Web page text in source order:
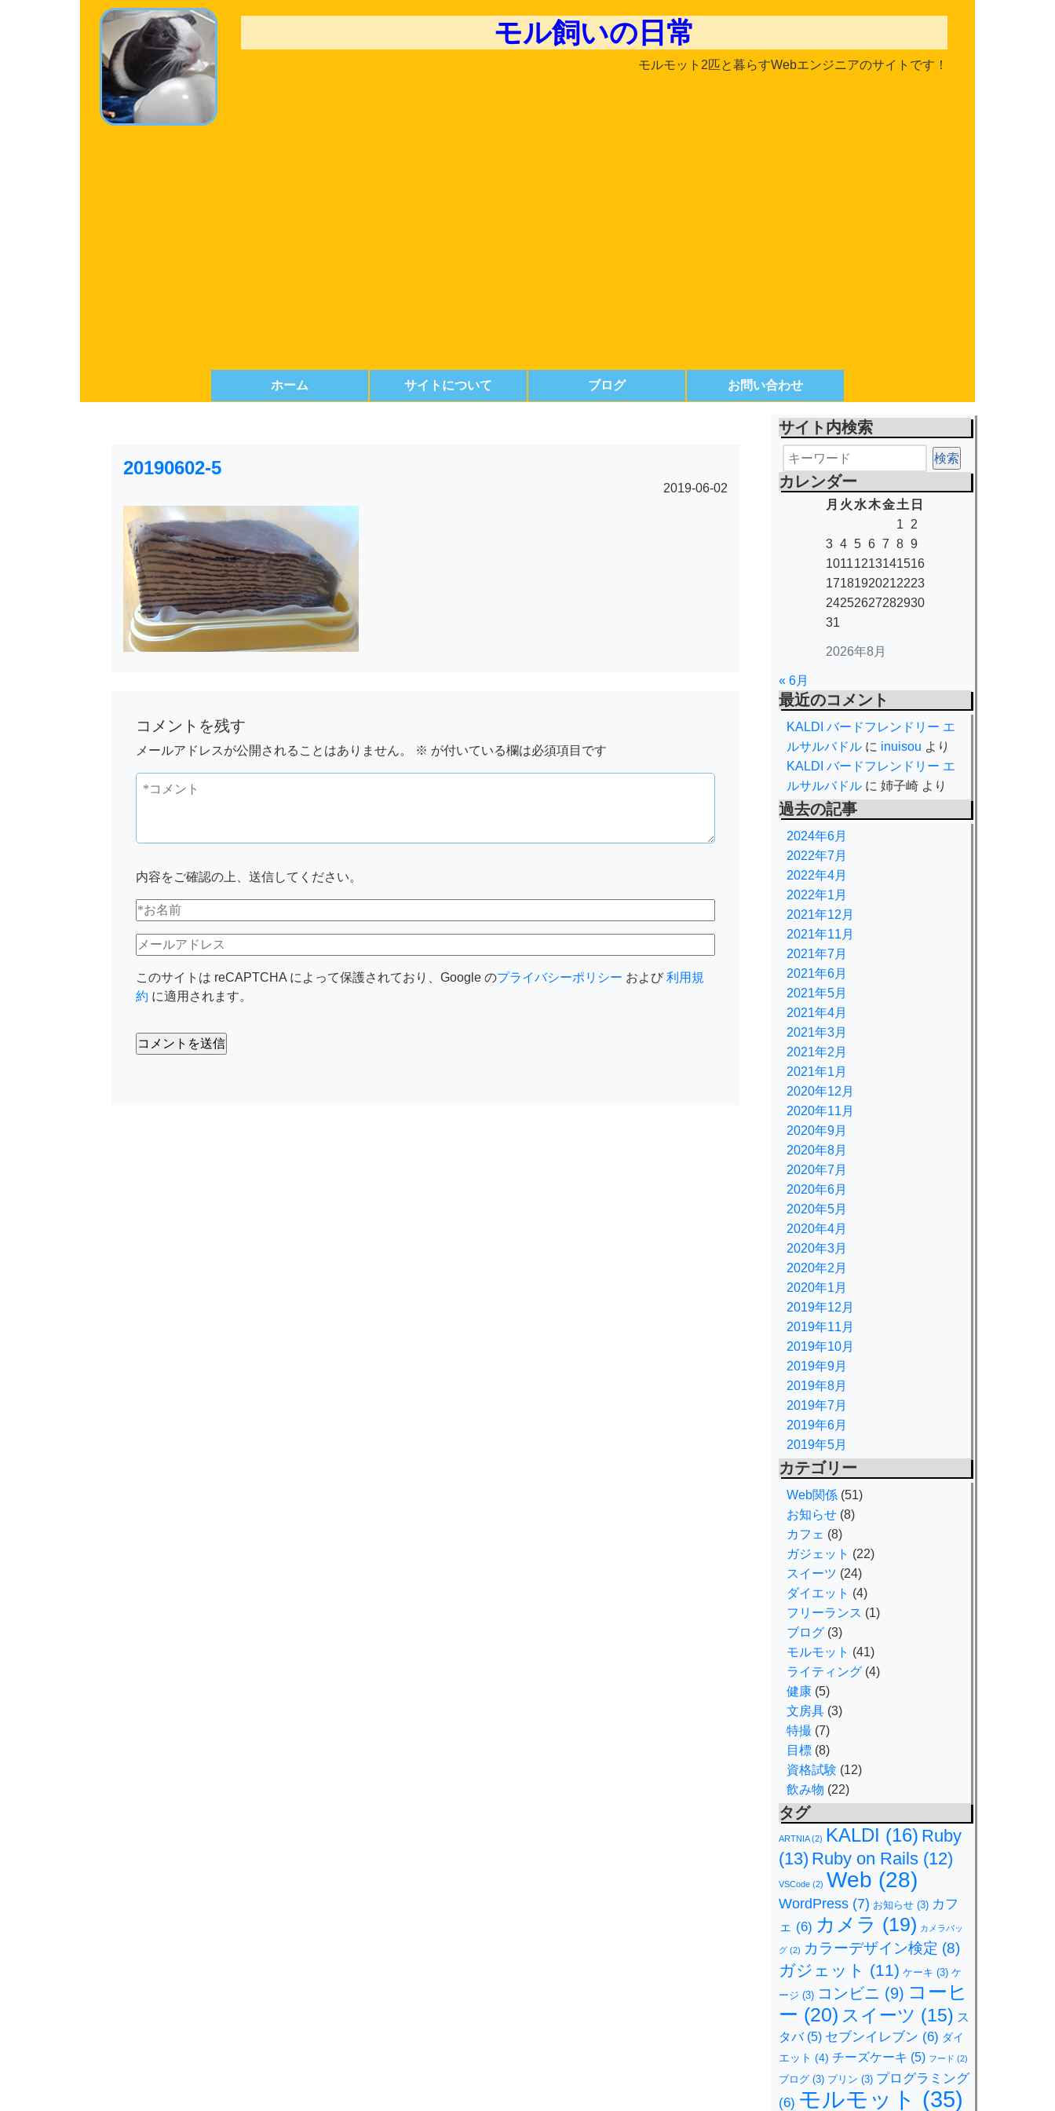
モル飼いの日常
モルモット2匹と暮らすWebエンジニアのサイトです！
ホーム サイトについて ブログ お問い合わせ
20190602-5
2019-06-02
コメントを残す
メールアドレスが公開されることはありません。 ※ が付いている欄は必須項目です
内容をご確認の上、送信してください。
このサイトは reCAPTCHA によって保護されており、Google のプライバシーポリシー および 利用規
約 に適用されます。
サイト内検索
カレンダー
2026年8月
月 火 水木金 土 日
1
2
3 4 5 6 7 8 9
10111213141516
17181920212223
24252627282930
31
« 6月
最近のコメント
KALDI バードフレンドリー エ
ルサルバドル に inuisou より
KALDI バードフレンドリー エ
ルサルバドル に 姉子崎 より
過去の記事
2024年6月
2022年7月
2022年4月
2022年1月
2021年12月
2021年11月
2021年7月
2021年6月
2021年5月
2021年4月
2021年3月
2021年2月
2021年1月
2020年12月
2020年11月
2020年9月
2020年8月
2020年7月
2020年6月
2020年5月
2020年4月
2020年3月
2020年2月
2020年1月
2019年12月
2019年11月
2019年10月
2019年9月
2019年8月
2019年7月
2019年6月
2019年5月
カテゴリー
Web関係 (51)
お知らせ (8)
カフェ (8)
ガジェット (22)
スイーツ (24)
ダイエット (4)
フリーランス (1)
ブログ (3)
モルモット (41)
ライティング (4)
健康 (5)
文房具 (3)
特撮 (7)
目標 (8)
資格試験 (12)
飲み物 (22)
タグ
ARTNIA(2) KALDI (16) Ruby
(13) Ruby on Rails (12)
VSCode (2) Web (28)
WordPress (7) お知らせ (3) カフ
ェ (6) カメラ (19) カメラバッ
グ (2) カラーデザイン検定 (8)
ガジェット (11) ケーキ (3) ケ
ージ (3) コンビニ (9) コーヒ
ー (20) スイーツ (15) ス
タバ(5) セブンイレブン (6) ダイ
エット (4) チーズケーキ (5) フード (2)
ブログ (3) プリン (3) プログラミング
(6) モルモット (35)